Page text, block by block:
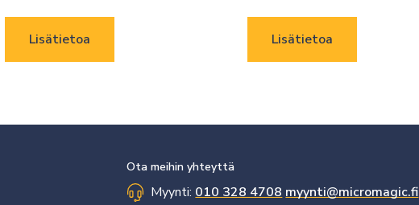
Lisätietoa Lisätietoa
Ota meihin yhteyttä
Myynti: 010 328 4708 myynti@micromagic.fi